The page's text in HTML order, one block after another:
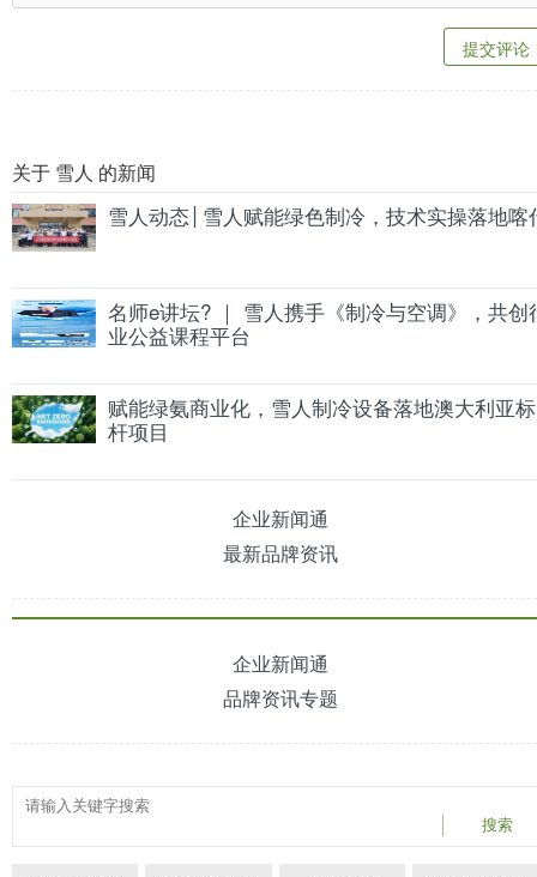
提交评论
关于 雪人 的新闻
雪人动态│雪人赋能绿色制冷，技术实操落地喀
名师e讲坛? ｜ 雪人携手《制冷与空调》，共创
业公益课程平台
赋能绿氨商业化，雪人制冷设备落地澳大利亚标
杆项目
企业新闻通
最新品牌资讯
企业新闻通
品牌资讯专题
搜索